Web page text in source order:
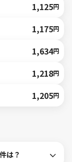
1,125円
1,175円
1,634円
1,218円
1,205円
は？